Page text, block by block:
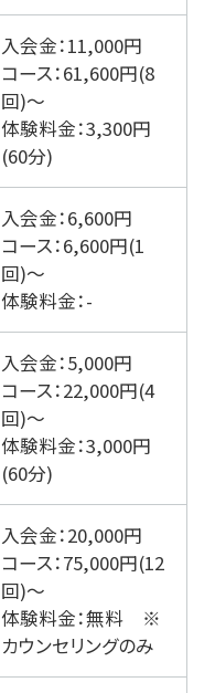
入会金：11,000円
コース：61,600円(8
回)～
体験料金：3,300円
(60分)
入会金：6,600円
コース：6,600円(1
回)～
体験料金：-
入会金：5,000円
コース：22,000円(4
回)～
体験料金：3,000円
(60分)
入会金：20,000円
コース：75,000円(12
回)～
体験料金：無料 ※
カウンセリングのみ